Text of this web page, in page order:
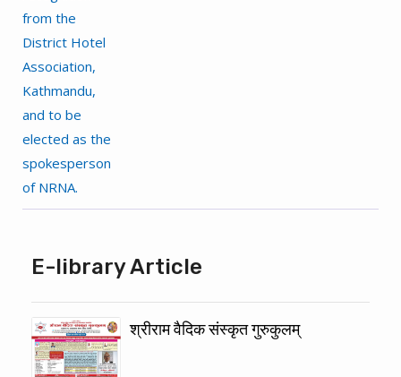
E-library Article
श्रीराम वैदिक संस्कृत गुरुकुलम्